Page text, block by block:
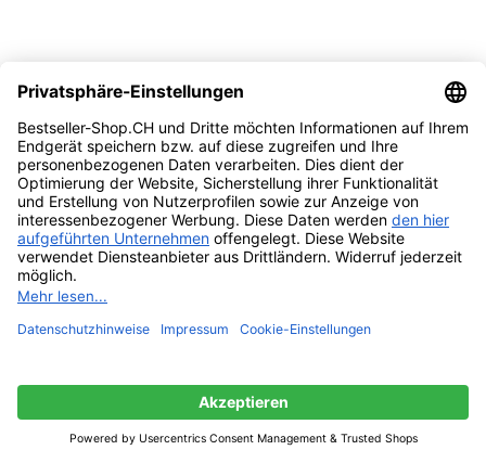
Vergleichen
Quick view
In den Warenkorb